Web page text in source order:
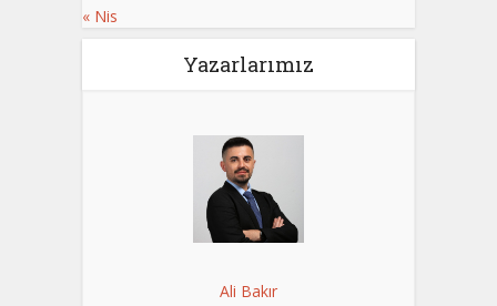
« Nis
Yazarlarımız
Ali Bakır